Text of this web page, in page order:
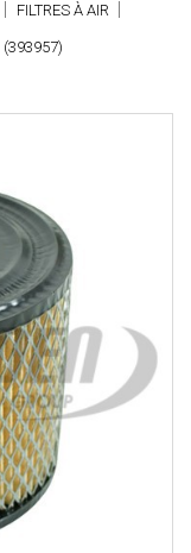
FILTRES À AIR
(393957)